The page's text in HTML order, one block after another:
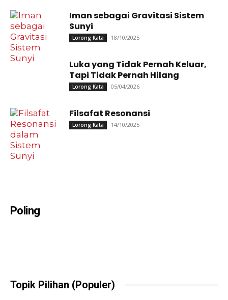
Iman sebagai Gravitasi Sistem
Sunyi
Lorong Kata 18/10/2025
Luka yang Tidak Pernah Keluar,
Tapi Tidak Pernah Hilang
Lorong Kata 05/04/2026
Filsafat Resonansi
Lorong Kata 14/10/2025
Poling
Topik Pilihan (Populer)